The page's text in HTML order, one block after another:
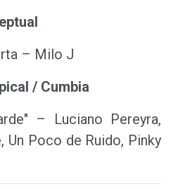
– Milo J
/ Cumbia
– Luciano Pereyra,
Un Poco de Ruido, Pinky